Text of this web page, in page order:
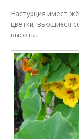
Настурция имеет
цветки, вьющиеся
высоты.